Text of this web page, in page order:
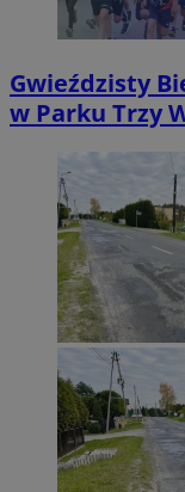
Gwieździsty
w Parku Trzy